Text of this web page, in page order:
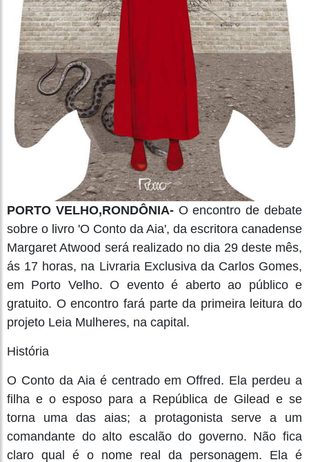
PORTO VELHO,RONDÔNIA- O encontro de debate
sobre o livro 'O Conto da Aia', da escritora canadense
Margaret Atwood será realizado no dia 29 deste mês,
ás 17 horas, na Livraria Exclusiva da Carlos Gomes,
em Porto Velho. O evento é aberto ao público e
gratuito. O encontro fará parte da primeira leitura do
projeto Leia Mulheres, na capital.
História
O Conto da Aia é centrado em Offred. Ela perdeu a
filha e o esposo para a República de Gilead e se
torna uma das aias; a protagonista serve a um
comandante do alto escalão do governo. Não fica
claro qual é o nome real da personagem. Ela é